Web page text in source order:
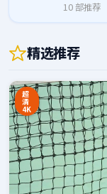
10部推荐
精选推荐
超
清
4K